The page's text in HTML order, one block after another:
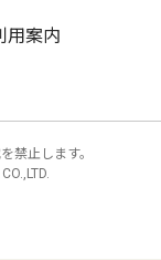
用案内
禁止します。